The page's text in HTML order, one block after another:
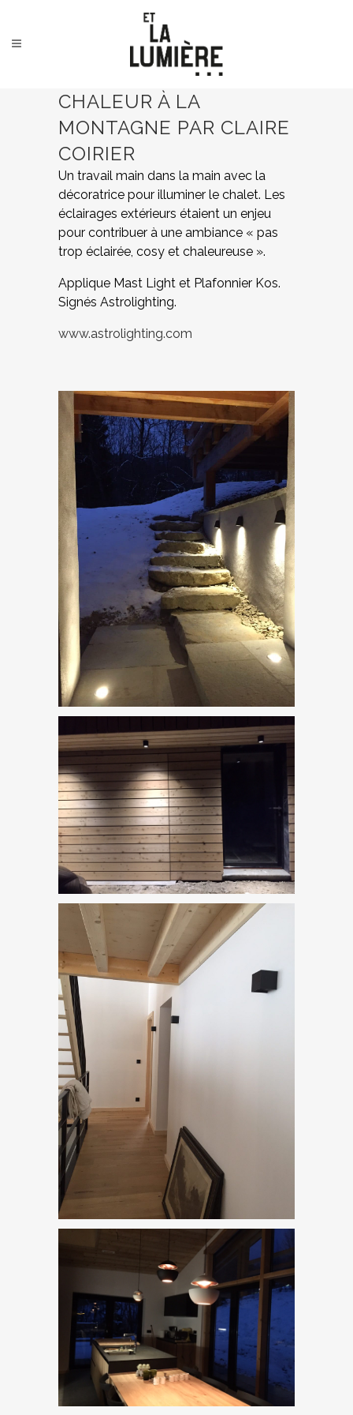
CHALEUR À LA
MONTAGNE PAR CLAIRE
COIRIER
Un travail main dans la main avec la
décoratrice pour illuminer le chalet. Les
éclairages extérieurs étaient un enjeu
pour contribuer à une ambiance « pas
trop éclairée, cosy et chaleureuse ».
Applique Mast Light et Plafonnier Kos.
Signés Astrolighting.
www.astrolighting.com